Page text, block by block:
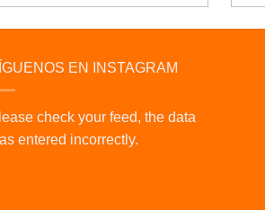
EN INSTAGRAM
check your feed, the data
entered incorrectly.